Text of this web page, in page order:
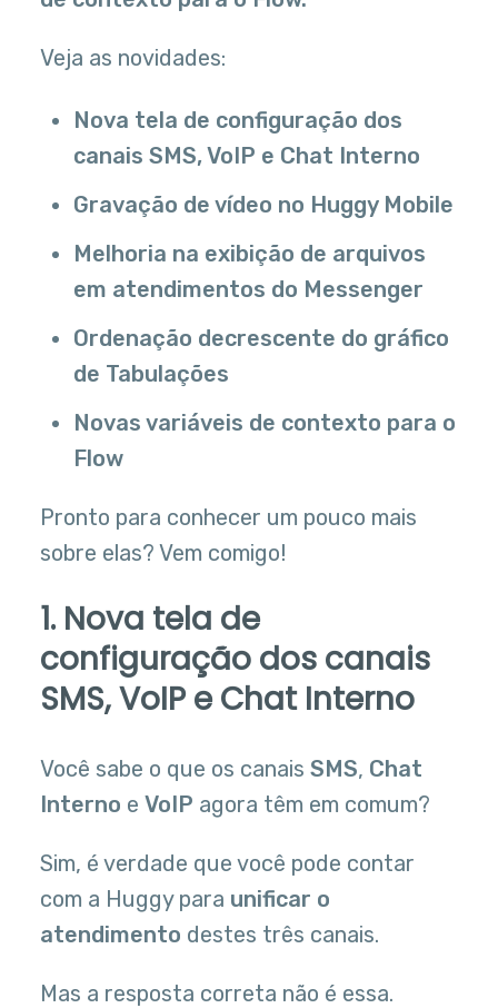
Veja as novidades:
Nova tela de configuração dos
canais SMS, VoIP e Chat Interno
Gravação de vídeo no Huggy Mobile
Melhoria na exibição de arquivos
em atendimentos do Messenger
Ordenação decrescente do gráfico
de Tabulações
Novas variáveis de contexto para o
Flow
Pronto para conhecer um pouco mais
sobre elas? Vem comigo!
1. Nova tela de
configuração dos canais
SMS, VoIP e Chat Interno
Você sabe o que os canais SMS, Chat
Interno e VoIP agora têm em comum?
Sim, é verdade que você pode contar
com a Huggy para unificar o
atendimento destes três canais.
Mas a resposta correta não é essa.